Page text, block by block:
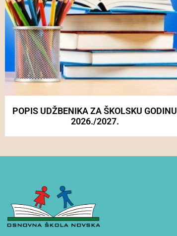
POPIS UDŽBENIKA ZA ŠKOLSKU GODINU
2026./2027.